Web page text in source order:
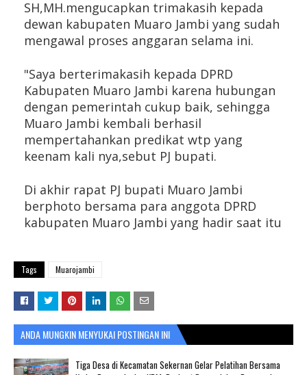
SH,MH.mengucapkan trimakasih kepada
dewan kabupaten Muaro Jambi yang sudah
mengawal proses anggaran selama ini.
"Saya berterimakasih kepada DPRD
Kabupaten Muaro Jambi karena hubungan
dengan pemerintah cukup baik, sehingga
Muaro Jambi kembali berhasil
mempertahankan predikat wtp yang
keenam kali nya,sebut PJ bupati.
Di akhir rapat PJ bupati Muaro Jambi
berphoto bersama para anggota DPRD
kabupaten Muaro Jambi yang hadir saat itu
Tags Muarojambi
ANDA MUNGKIN MENYUKAI POSTINGAN INI
Tiga Desa di Kecamatan Sekernan Gelar Pelatihan Bersama